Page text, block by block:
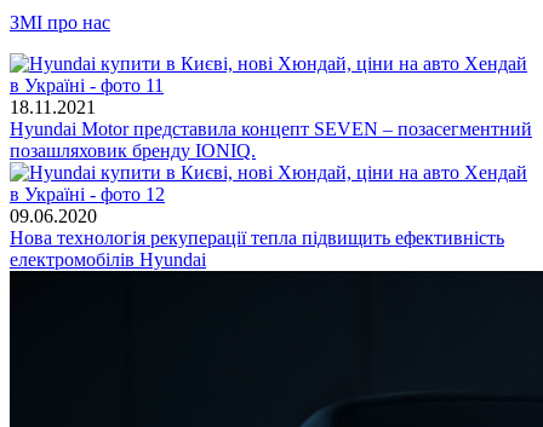
ЗМІ про нас
18.11.2021
Hyundai Motor представила концепт SEVEN – позасегментний
позашляховик бренду IONIQ.
09.06.2020
Нова технологія рекуперації тепла підвищить ефективність
електромобілів Hyundai